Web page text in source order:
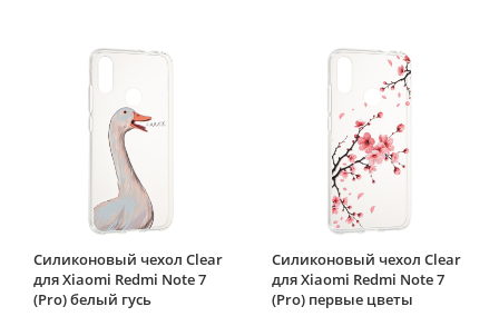
Силиконовый чехол Clear
для Xiaomi Redmi Note 7
(Pro) белый гусь
Силиконовый чехол Clear
для Xiaomi Redmi Note 7
(Pro) первые цветы